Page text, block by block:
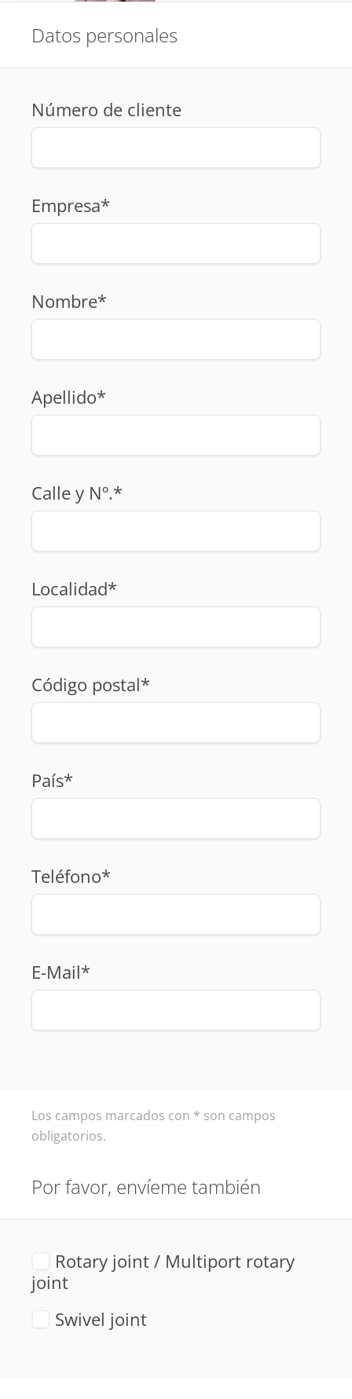
Datos personales
Número de cliente
Empresa*
Nombre*
Apellido*
Calle y Nº.*
Localidad*
Código postal*
País*
Teléfono*
E-Mail*
Los campos marcados con * son campos
obligatorios.
Por favor, envíeme también
Rotary joint / Multiport rotary
joint
Swivel joint